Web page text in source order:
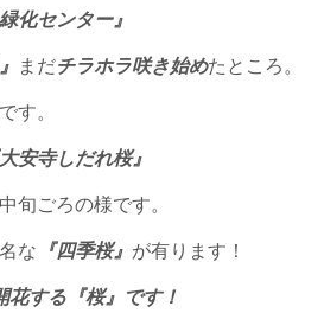
化センター』
まだチラホラ咲き始めたところ。
す。
安寺しだれ桜』
旬ごろの様です。
な 『四季桜』 が有ります！
花する『桜』です！